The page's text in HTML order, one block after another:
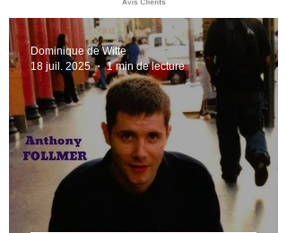
Dominique de Witte
18 juil. 2025
1 min de lecture